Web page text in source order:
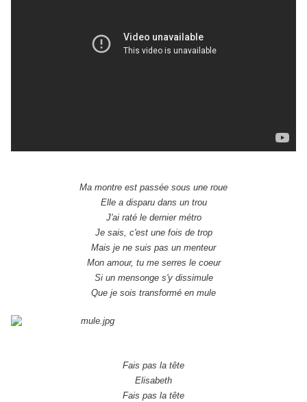
Ma montre est passée sous une roue
Elle a disparu dans un trou
J'ai raté le dernier métro
Je sais, c'est une fois de trop
Mais je ne suis pas un menteur
Mon amour, tu me serres le coeur
Si un mensonge s'y dissimule
Que je sois transformé en mule
Fais pas la tête
Elisabeth
Fais pas la tête